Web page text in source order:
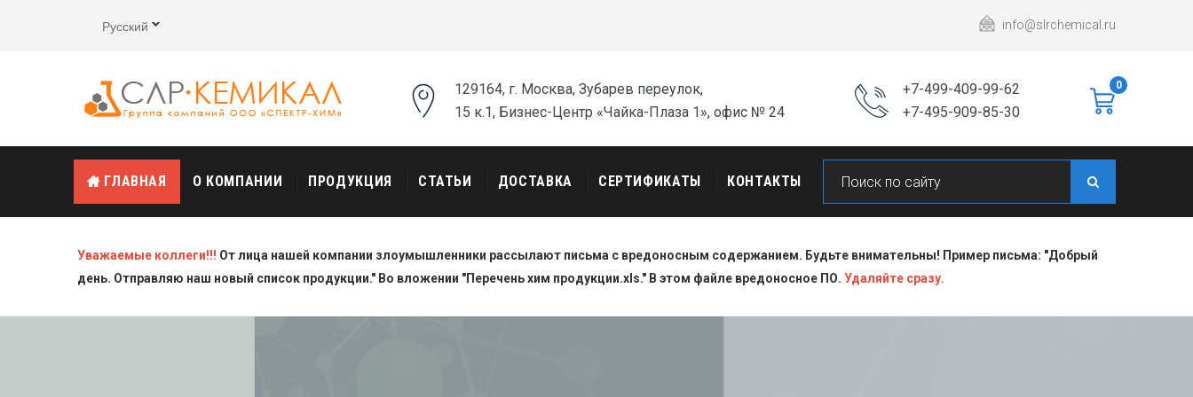
Русский info@slrchemical.ru
129164, г. Москва, Зубарев переулок,
15 к.1, Бизнес-Центр «Чайка-Плаза 1», офис № 24
+7-499-409-99-62
+7-495-909-85-30
0
ГЛАВНАЯ О КОМПАНИИ ПРОДУКЦИЯ СТАТЬИ ДОСТАВКА СЕРТИФИКАТЫ КОНТАКТЫ
Уважаемые коллеги!!! От лица нашей компании злоумышленники рассылают письма с вредоносным содержанием. Будьте внимательны! Пример письма: "Добрый
день. Отправляю наш новый список продукции." Во вложении "Перечень хим продукции.xls." В этом файле вредоносное ПО. Удаляйте сразу.